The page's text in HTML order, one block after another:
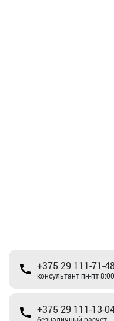
+375 29 111-71-
консультант пн-пт
+375 29 111-13-